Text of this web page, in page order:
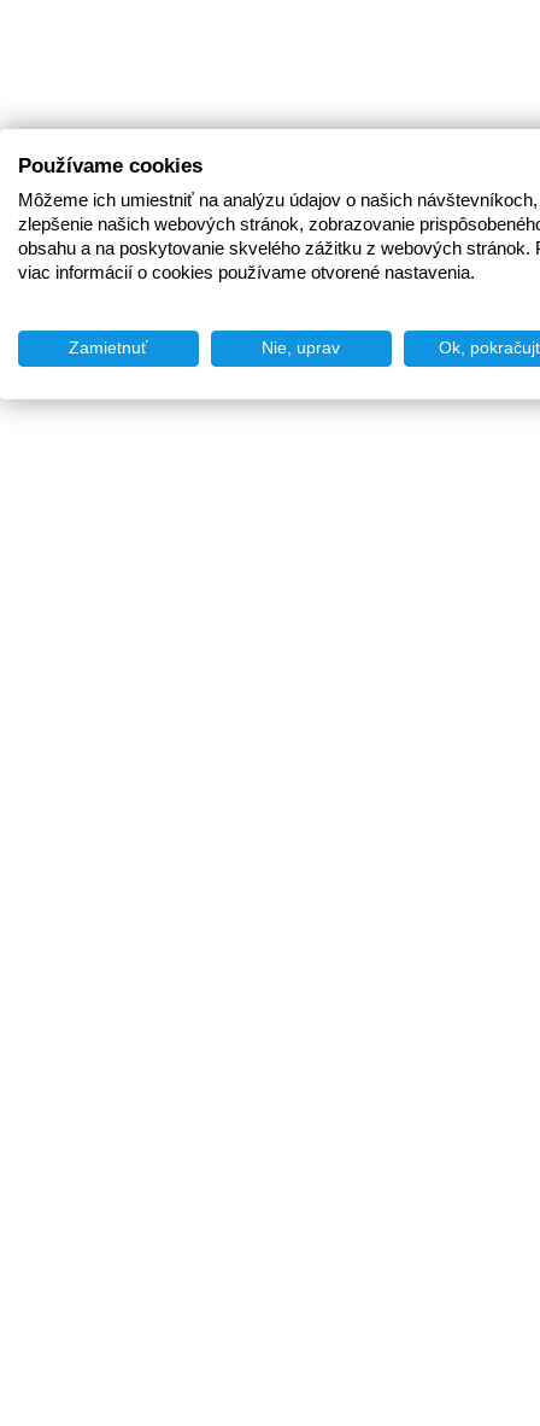
Používame cookies
Môžeme ich umiestniť na analýzu údajov o našich
zlepšenie našich webových stránok, zobrazovanie
obsahu a na poskytovanie skvelého zážitku z webových stránok.
viac informácií o cookies používame otvorené nastavenia.
Zamietnuť Nie, uprav Ok,